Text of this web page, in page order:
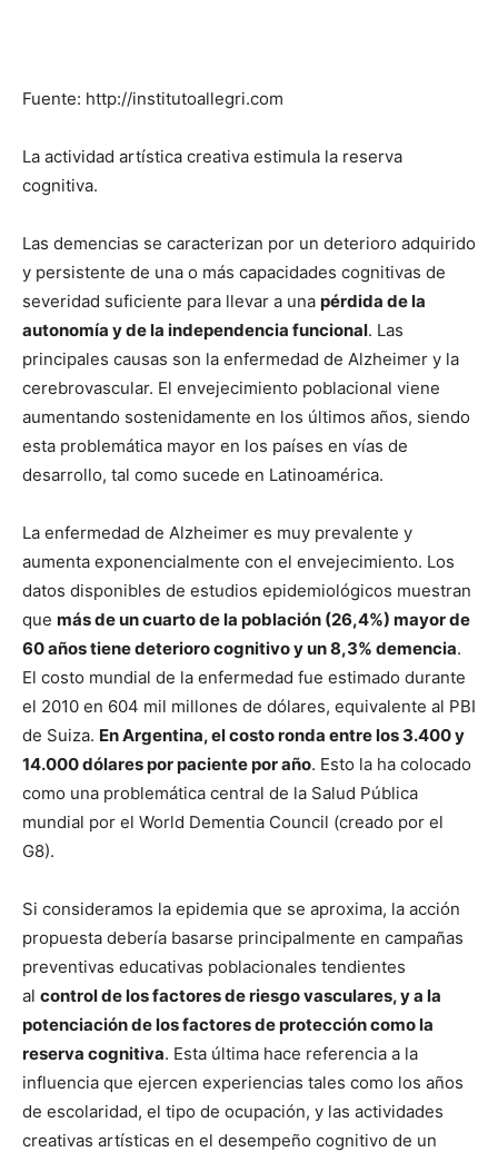
Fuente: http://institutoallegri.com
La actividad artística creativa estimula la reserva
cognitiva.
Las demencias se caracterizan por un deterioro adquirido
y persistente de una o más capacidades cognitivas de
severidad suficiente para llevar a una pérdida de la
autonomía y de la independencia funcional. Las
principales causas son la enfermedad de Alzheimer y la
cerebrovascular. El envejecimiento poblacional viene
aumentando sostenidamente en los últimos años, siendo
esta problemática mayor en los países en vías de
desarrollo, tal como sucede en Latinoamérica.
La enfermedad de Alzheimer es muy prevalente y
aumenta exponencialmente con el envejecimiento. Los
datos disponibles de estudios epidemiológicos muestran
que más de un cuarto de la población (26,4%) mayor de
60 años tiene deterioro cognitivo y un 8,3% demencia.
El costo mundial de la enfermedad fue estimado durante
el 2010 en 604 mil millones de dólares, equivalente al PBI
de Suiza. En Argentina, el costo ronda entre los 3.400 y
14.000 dólares por paciente por año. Esto la ha colocado
como una problemática central de la Salud Pública
mundial por el World Dementia Council (creado por el
G8).
Si consideramos la epidemia que se aproxima, la acción
propuesta debería basarse principalmente en campañas
preventivas educativas poblacionales tendientes
al control de los factores de riesgo vasculares, y a la
potenciación de los factores de protección como la
reserva cognitiva. Esta última hace referencia a la
influencia que ejercen experiencias tales como los años
de escolaridad, el tipo de ocupación, y las actividades
creativas artísticas en el desempeño cognitivo de un